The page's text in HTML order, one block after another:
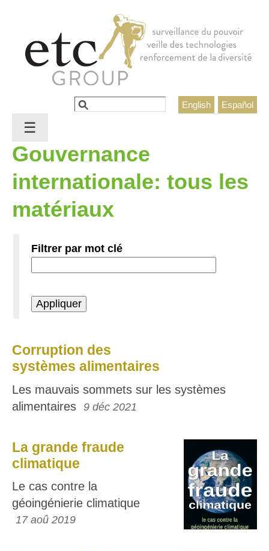
Español
English
Formulaire de recherche
Rechercher
Gouvernance
internationale: tous les
matériaux
Filtrer par mot clé
Corruption des
systèmes alimentaires
Les mauvais sommets sur les systèmes
alimentaires 9 déc 2021
La grande fraude
climatique
Le cas contre la
géoingénierie climatique
17 aoû 2019
☰